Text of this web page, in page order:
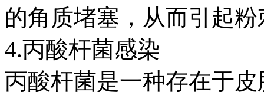
的角质堵塞，从而引起
4.丙酸杆菌感染
丙酸杆菌是一种存在于